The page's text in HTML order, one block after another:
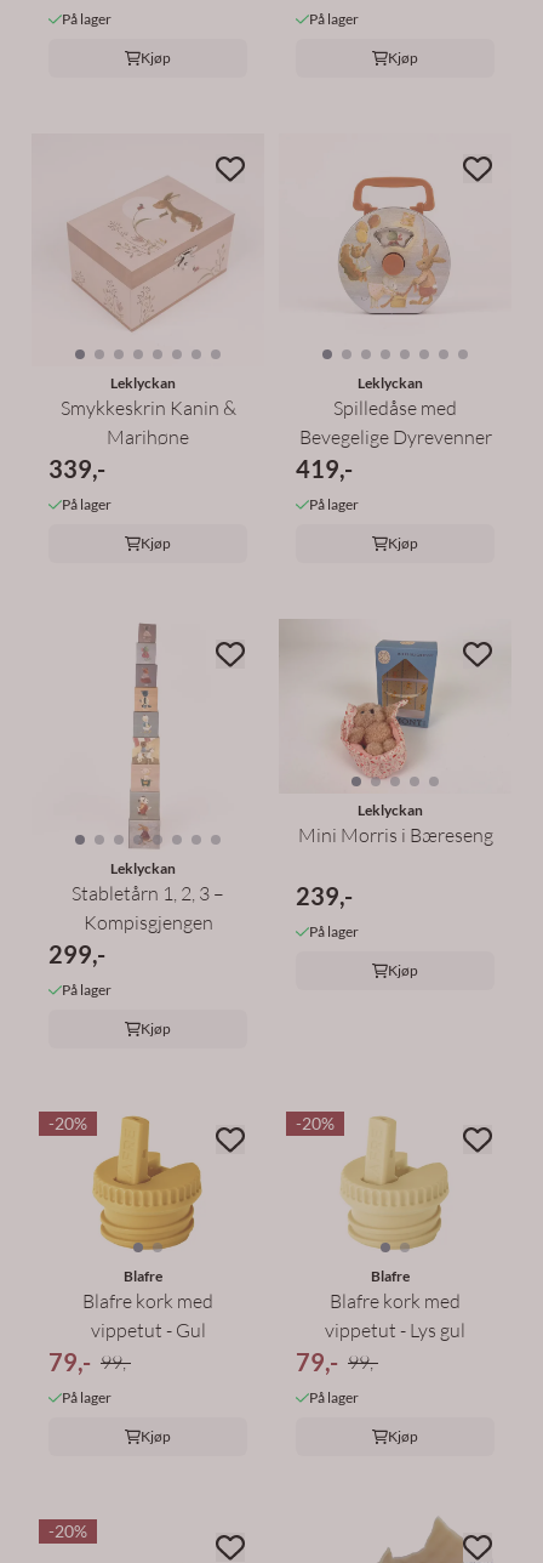
På lager
Kjøp
På lager
Kjøp
Leklyckan
Smykkeskrin Kanin &
Marihøne
339,-
På lager
Kjøp
Leklyckan
Spilledåse med
Bevegelige Dyrevenner
419,-
På lager
Kjøp
Leklyckan
Stabletårn 1, 2, 3 –
Kompisgjengen
299,-
På lager
Kjøp
Leklyckan
Mini Morris i Bæreseng
239,-
På lager
Kjøp
-20%
Blafre
Blafre kork med
vippetut - Gul
79,- 99,-
På lager
Kjøp
-20%
Blafre
Blafre kork med
vippetut - Lys gul
79,- 99,-
På lager
Kjøp
-20%